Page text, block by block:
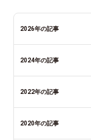
2026年の記事
2024年の記事
2022年の記事
2020年の記事